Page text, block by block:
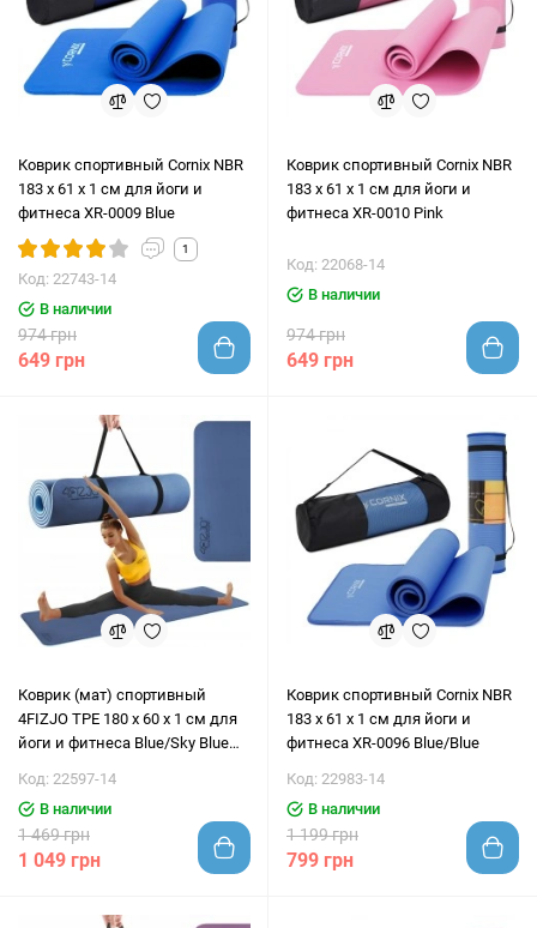
Коврик спортивный Cornix NBR
183 x 61 x 1 cм для йоги и
фитнеса XR-0009 Blue
1
Код: 22743-14
В наличии
974 грн
649 грн
Коврик спортивный Cornix NBR
183 x 61 x 1 cм для йоги и
фитнеса XR-0010 Pink
Код: 22068-14
В наличии
974 грн
649 грн
Коврик (мат) спортивный
4FIZJO TPE 180 x 60 x 1 см для
йоги и фитнеса Blue/Sky Blue
Код: 22597-14
В наличии
1 469 грн
1 049 грн
Коврик спортивный Cornix NBR
183 x 61 x 1 cм для йоги и
фитнеса XR-0096 Blue/Blue
Код: 22983-14
В наличии
1 199 грн
799 грн